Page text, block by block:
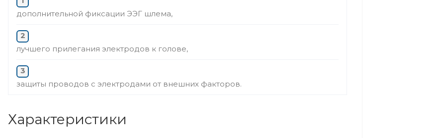
дополнительной фиксации ЭЭГ шлема,
лучшего прилегания электродов к голове,
защиты проводов с электродами от внешних факторов.
Характеристики